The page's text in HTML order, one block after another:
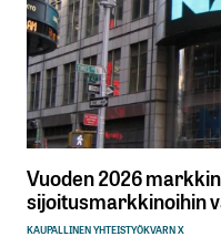
Vuoden 2026
sijoitusmarkkinoihin
KAUPALLINEN YHTEISTYÖKVARN X